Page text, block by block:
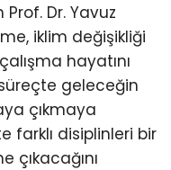
Dr. Yavuz
iklim değişikliği
hayatını
geleceğin
çıkmaya
farklı disiplinleri bir
çıkacağını